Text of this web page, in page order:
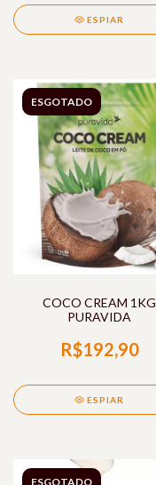
ESPIAR
ESGOTADO
COCO CREAM 1KG
PURAVIDA
R$192,90
ESPIAR
ESGOTADO